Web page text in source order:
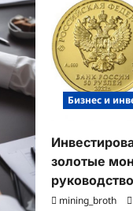
Бизнес и
золотые
руководство
mining_broth